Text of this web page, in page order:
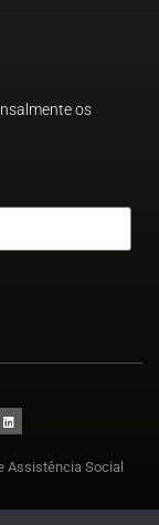
os
Assistência Social